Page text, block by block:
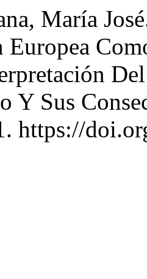
María
Europea
Y Sus
https://